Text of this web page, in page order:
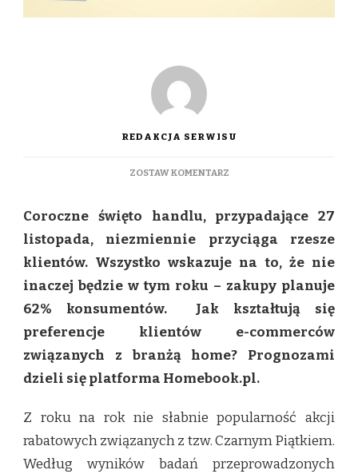
REDAKCJA SERWISU
ZOSTAW KOMENTARZDO
BLACK
FRIDAY:
KONSUMENCI
NIE
REZYGNUJĄ
Z
ZAKUPÓW
PANDEMII
Coroczne święto handlu, przypadające 27
listopada, niezmiennie przyciąga rzesze
klientów. Wszystko wskazuje na to, że nie
inaczej będzie w tym roku – zakupy planuje
62% konsumentów. Jak kształtują się
preferencje klientów e-commerców
związanych z branżą home? Prognozami
dzieli się platforma Homebook.pl.
Z roku na rok nie słabnie popularność akcji
rabatowych związanych z tzw. Czarnym Piątkiem.
Według wyników badań przeprowadzonych